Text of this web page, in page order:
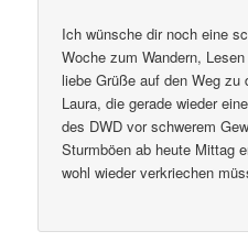
Ich wünsche dir noch eine
Woche zum Wandern,
liebe Grüße auf den Weg zu
Laura, die gerade wieder
des DWD vor schwerem
Sturmböen ab heute Mittag
wohl wieder verkriechen